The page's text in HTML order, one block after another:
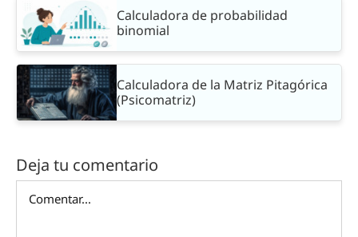
Calculadora de probabilidad
binomial
Calculadora de la Matriz Pitagórica
(Psicomatriz)
Deja tu comentario